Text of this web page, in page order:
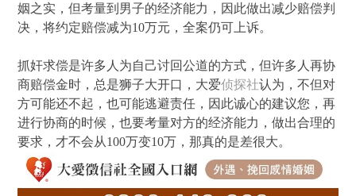
姻之实，但考量到男子的经济能力，因此做出减少赔偿判
决，将约定赔偿减为10万元，全案仍可上诉。
抓奸求偿是许多人为自己讨回公道的方式，但许多人再协
商赔偿金时，总是狮子大开口，大爱侦探社认为，不但对
方可能还不起，也可能逃避责任，因此诚心的建议您，再
进行协商的时候，也要考量对方的经济能力，做出合理的
要求，才不会从100万变10万，那真的是差很大。